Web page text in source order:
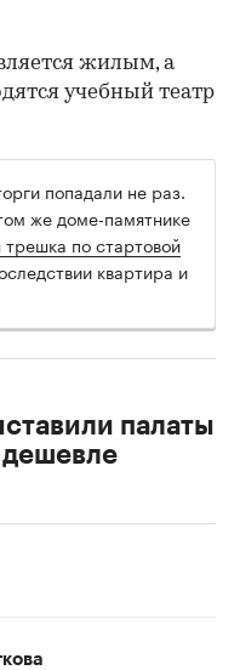
жилым, а
учебный театр
попадали не раз.
же доме-памятнике
по стартовой
квартира и
палаты